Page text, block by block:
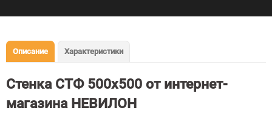
Описание Характеристики
Стенка СТФ 500х500 от интернет-
магазина НЕВИЛОН